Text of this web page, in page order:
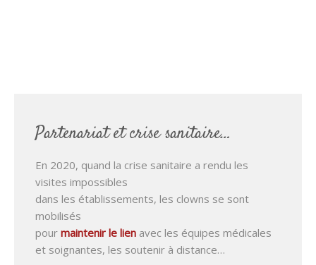
Partenariat et crise sanitaire…
En 2020, quand la crise sanitaire a rendu les
visites impossibles
dans les établissements, les clowns se sont
mobilisés
pour maintenir le lien avec les équipes médicales
et soignantes, les soutenir à distance…